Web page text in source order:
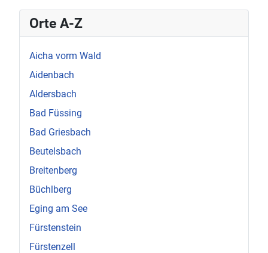
Orte A-Z
Aicha vorm Wald
Aidenbach
Aldersbach
Bad Füssing
Bad Griesbach
Beutelsbach
Breitenberg
Büchlberg
Eging am See
Fürstenstein
Fürstenzell